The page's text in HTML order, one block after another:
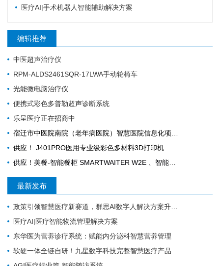
医疗AI|手术机器人智能辅助解决方案
编辑推荐
中医超声治疗仪
RPM-ALDS2461SQR-17LWA手动轮椅车
光能微电脑治疗仪
便携式彩色多普勒超声诊断系统
乐呈医疗正在招商中
宿迁市中医院南院（老年病医院）智慧医院信息化项目采购公告
供应！ J401PRO医用专业级彩色多材料3D打印机
供应！美餐-智能餐柜 SMARTWAITER W2E 、智能电子收银称 SUNMI S2
最新发布
政策引领智慧医疗新赛道，群思AI数字人解决方案升级，便民就医链路！
医疗AI|医疗智能物流管理解决方案
东华医为营养诊疗系统：赋能内分泌科智慧营养管理
软硬一体全链自研！九星数字科技完整智慧医疗产品矩阵，助力区域医疗数字化升级